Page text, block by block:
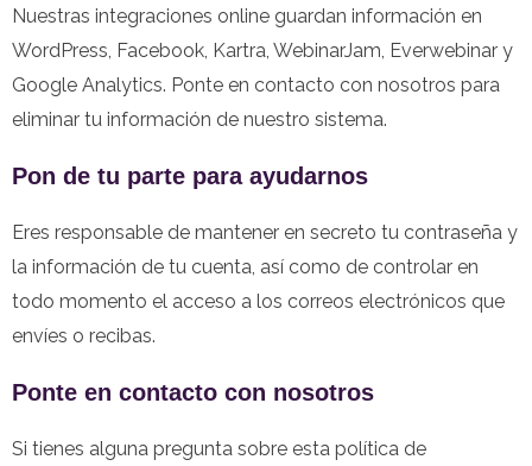
Nuestras integraciones online guardan información en
WordPress, Facebook, Kartra, WebinarJam, Everwebinar y
Google Analytics. Ponte en contacto con nosotros para
eliminar tu información de nuestro sistema.
Pon de tu parte para ayudarnos
Eres responsable de mantener en secreto tu contraseña y
la información de tu cuenta, así como de controlar en
todo momento el acceso a los correos electrónicos que
envíes o recibas.
Ponte en contacto con nosotros
Si tienes alguna pregunta sobre esta política de